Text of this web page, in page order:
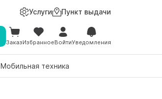
Услуги Пункт выдачи
ЗаказИзбранноеВойтиУведомления
Мобильная техника